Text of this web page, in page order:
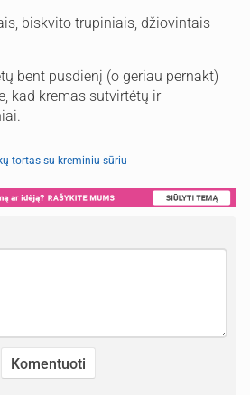
biskvito trupiniais, džiovintais
bent pusdienį (o geriau pernakt)
kad kremas sutvirtėtų ir
tortas su kreminiu sūriu